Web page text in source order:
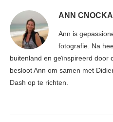
ANN
Ann is
fotografie. Na
buitenland en geïnspireerd door
besloot Ann om samen met
Dash op te richten.